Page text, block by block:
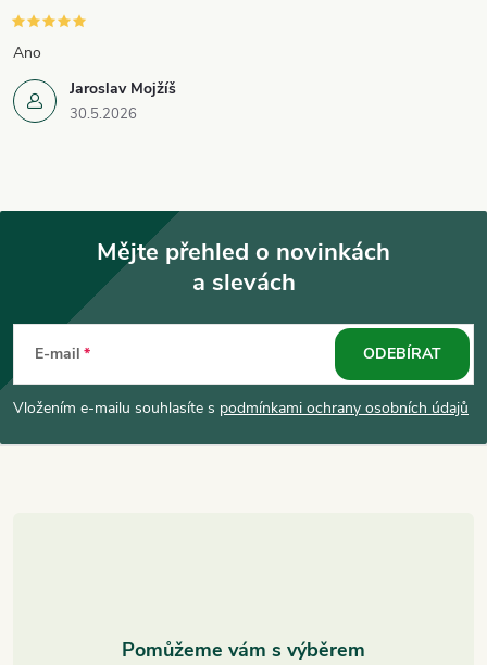
Jaroslav Mojžíš
30.5.2026
Ano
p
Mějte přehled o novinkách
a slevách
E-mail
Vložením e-mailu souhlasíte s podmínkami ochrany osobních údajů
ODEBÍRAT